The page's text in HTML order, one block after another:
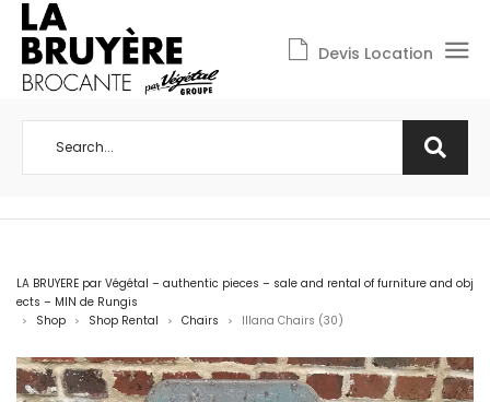
Devis Location
LA BRUYERE par Végétal – authentic pieces – sale and rental of furniture and obj
ects – MIN de Rungis
> Shop > Shop Rental > Chairs > Illana Chairs (30)